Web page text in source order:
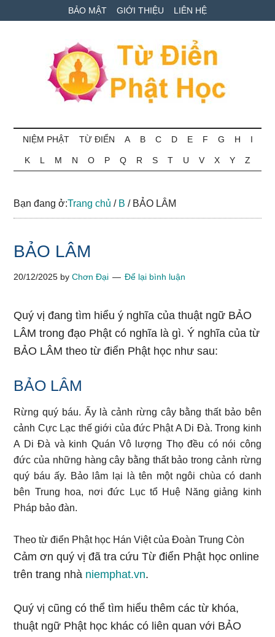
to
to
qua
BẢO MẬT GIỚI THIỆU LIÊN HỆ
Từ
điển
Phật
học
ngữ
NIỆM PHẬT TỪ ĐIỂN A B C D E F G H I
K L M N O P Q R S T U V X Y Z
Bạn đang ở:Trang chủ / B /BẢO LÂM
BẢO LÂM
20/12/2025 byChơn Đại Để lại bình luận
Quý vị đang tìm hiểu ý nghĩa của thuật ngữ BẢO
LÂM trong đạo Phật có nghĩa là gì. Ý nghĩa của từ
BẢO LÂM theo từ điển Phật học như sau:
BẢO LÂM
Rừng quý báu. Ấy là cảnh rừng cây bằng thất bảo bên
cảnh Cực Lạc thế giới của đức Phật A Di Đà. Trong kinh
A Di Đà và kinh Quán Vô lượng Thọ đều có nói công
đức của những hàng cây bằng thất bảo trong cảnh rừng
quý báu ấy. Bảo lâm lại là tên một ngôi chùa có danh
bên Trung hoa, nơi đức Lục tổ Huệ Năng giảng kinh
Pháp bảo đàn.
Theo từ điển Phật học Hán Việt của Đoàn Trung Còn
Cảm ơn quý vị đã tra cứu Từ điển Phật học online
trên trang nhà niemphat.vn.
Quý vị cũng có thể tìm hiểu thêm các từ khóa,
thuật ngữ Phật học khác có liên quan với BẢO